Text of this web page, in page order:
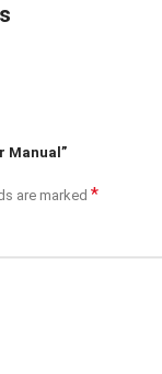
Manual”
are marked *